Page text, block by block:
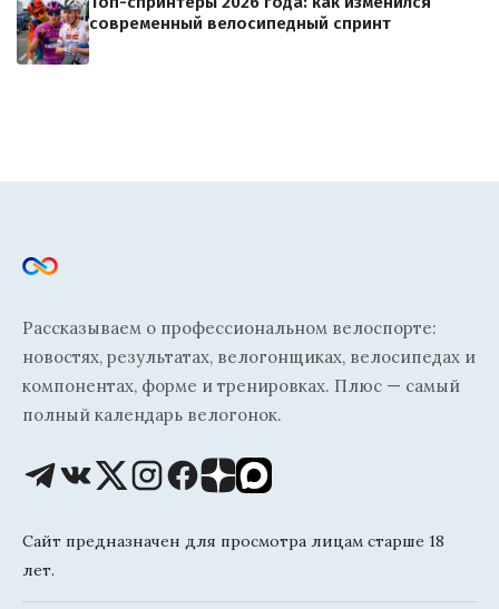
современный велосипедный спринт
Рассказываем о профессиональном велоспорте:
новостях, результатах, велогонщиках, велосипедах и
компонентах, форме и тренировках. Плюс — самый
полный календарь велогонок.
Сайт предназначен для просмотра лицам старше 18
лет.